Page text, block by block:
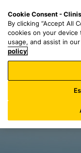
Cookie Consent -
By clicking “Accept All
cookies on your device
usage, and assist in
policy